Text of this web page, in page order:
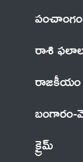
పంచాంగం
రాశి
రాజకీయం
బంగారం-
క్రైమ్